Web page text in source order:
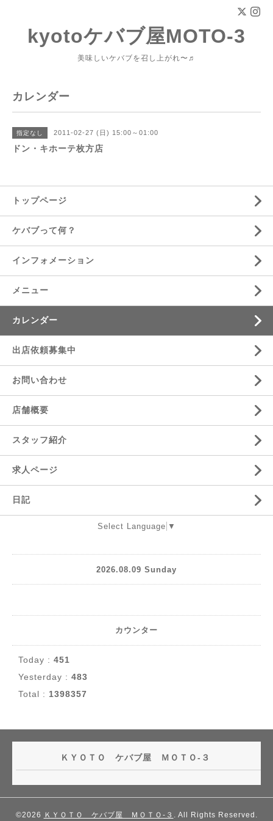
kyotoケバブ屋MOTO-3
美味しいケバブを召し上がれ〜♬
カレンダー
指定なし 2011-02-27 (日) 15:00～01:00
ドン・キホーテ枚方店
トップページ
ケバブって何？
インフォメーション
メニュー
カレンダー
出店依頼募集中
お問い合わせ
店舗概要
スタッフ紹介
求人ページ
日記
Select Language ▼
2026.08.09 Sunday
カウンター
Today : 451
Yesterday : 483
Total : 1398357
ＫＹＯＴＯ ケバブ屋 ＭＯＴＯ-３
©2026 ＫＹＯＴＯ ケバブ屋 ＭＯＴＯ-３ . All Rights Reserved.